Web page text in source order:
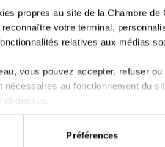
propres au site de la Chambre
votre terminal,
relatives aux médias
vous pouvez accepter, refuser
nécessaires au fonctionnement du
ci-dessus.
sur le site et certaines
Préférences
for our
we think
The
of the
energizing